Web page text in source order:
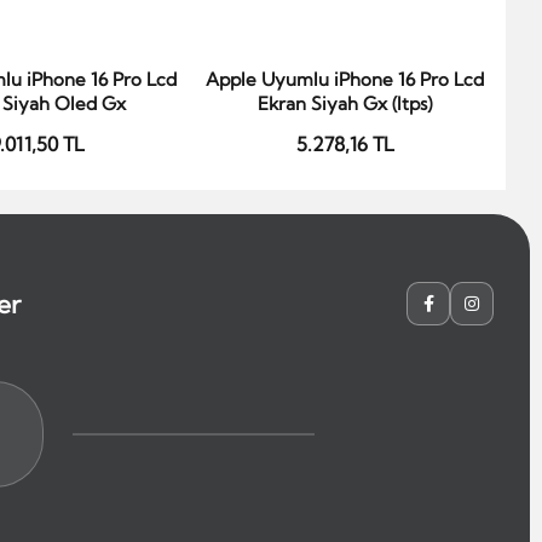
Ekle
iPhone 16 Pro Lcd
Oled Gx
TL
Sepete Ekle
Apple Uyumlu iPhone 16 Pro Lcd
Ekran Siyah Gx (ltps)
5.278,16 TL